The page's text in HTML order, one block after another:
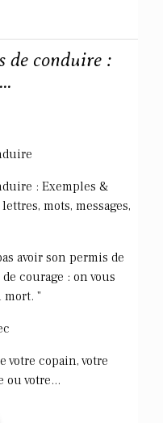
de conduire :
: Exemples &
mots, messages,
avoir son permis de
courage : on vous
mort. "
votre copain, votre
ou votre...